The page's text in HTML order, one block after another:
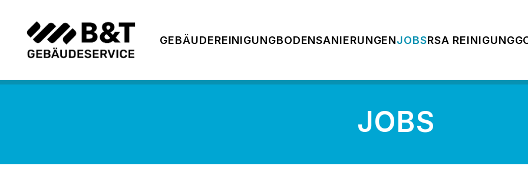
GEBÄUDEREINIGUNGBODENSANIERUNGENJOBSRSA REINIGUNG
JOBS